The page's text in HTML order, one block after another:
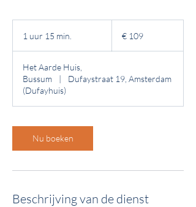
1 uur 15 min.
1
5
i
.
€ 109
Het Aarde Huis,
Bussum
|
Dufaystraat 19, Amsterdam
(Dufayhuis)
Nu boeken
Beschrijving van de dienst